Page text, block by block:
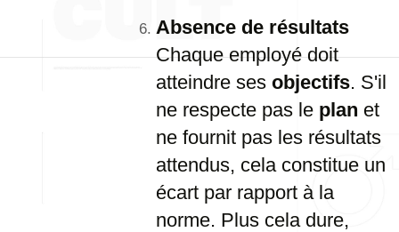
Absence de résultats
Chaque employé doit
atteindre ses objectifs. S'il
ne respecte pas le plan et
ne fournit pas les résultats
attendus, cela constitue un
écart par rapport à la
norme. Plus cela dure,